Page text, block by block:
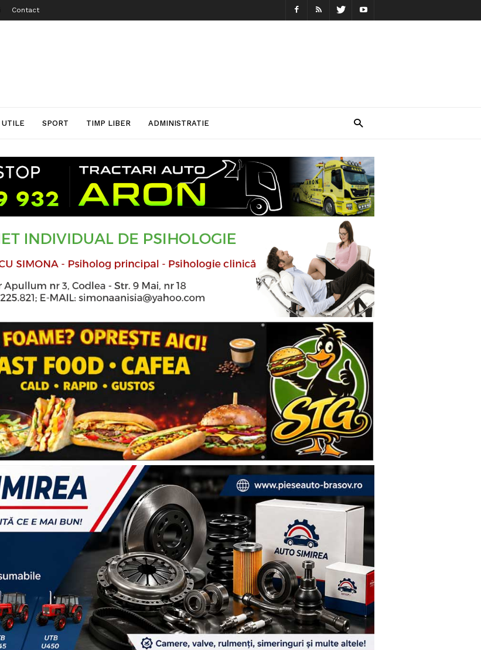
Contact
UTILE SPORT TIMP LIBER ADMINISTRATIE